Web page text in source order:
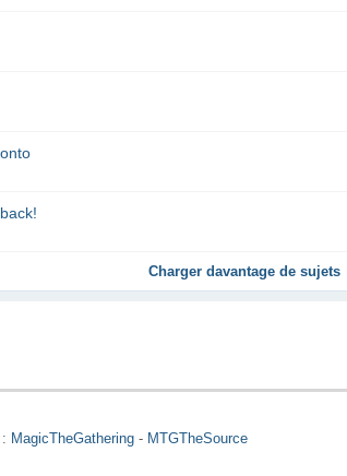
Charger davantage de sujets
MagicTheGathering - MTGTheSource